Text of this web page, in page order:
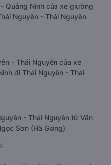
Quảng Ninh của xe giường
Nguyên - Thái Nguyên
- Thái Nguyên của xe
đi Thái Nguyên - Thái
- Thái Nguyên từ Vân
Sơn (Hà Giang)